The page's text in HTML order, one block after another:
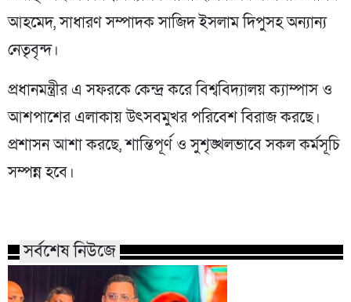
আহমেদ, সাধারণ সম্পাদক সাজিদ ইসলাম দিপুসহ অন্যান্য
নেতৃবৃন্দ।
প্রধানমন্ত্রীর এ সফরকে কেন্দ্র করে বিশ্ববিদ্যালয় ক্যাম্পাস ও
আশপাশের এলাকায় উৎসবমুখর পরিবেশ বিরাজ করছে।
প্রশাসন আশা করছে, শান্তিপূর্ণ ও সুশৃঙ্খলভাবে সকল কর্মসূচি
সম্পন্ন হবে।
সর্বশেষ নিউজে